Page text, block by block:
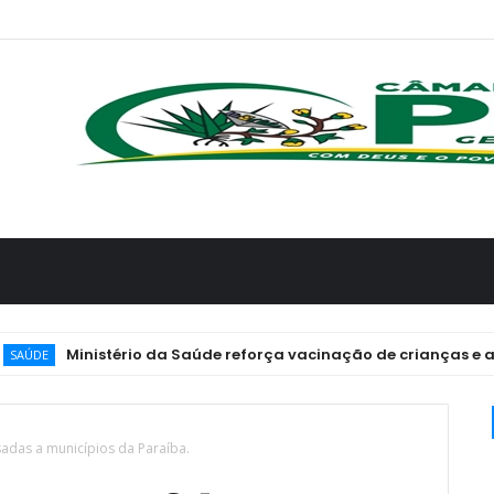
da Saúde reforça vacinação de crianças e
a municípios da Paraíba.